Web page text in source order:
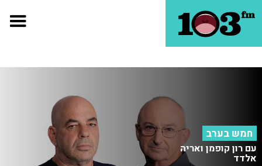
חמש בערב
עם רון קופמן ואריה
אלדד